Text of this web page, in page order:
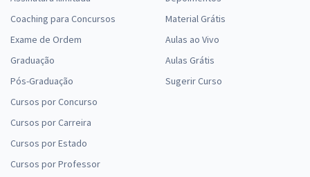
Coaching para Concursos
Exame de Ordem
Graduação
Pós-Graduação
Cursos por Concurso
Cursos por Carreira
Cursos por Estado
Cursos por Professor
Material Grátis
Aulas ao Vivo
Aulas Grátis
Sugerir Curso